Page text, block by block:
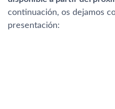
continuación, os dejamos
presentación: